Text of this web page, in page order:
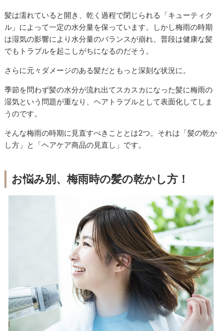
髪は濡れていると開き、乾く過程で閉じられる「キューティク
ル」によって一定の水分量を保っています。しかし梅雨の時期
は湿気の影響により水分量のバランスが崩れ、普段は健康な髪
でもトラブルを起こしがちになるのだそう。
さらに元々ダメージのある髪だともっと深刻な状況に。
季節を問わず髪の水分が流れ出てスカスカになった髪に梅雨の
湿気という問題が重なり、ヘアトラブルとして表面化してしま
うのです。
そんな梅雨の時期に見直すべきこととは2つ。それは「髪の乾か
し方」と「ヘアケア商品の見直し」です。
お悩み別、梅雨時の髪の乾かし方！